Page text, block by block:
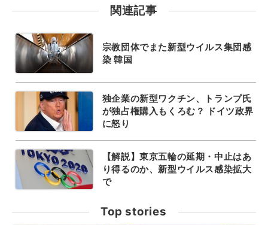
関連記事
宗教団体でまた新型ウイルス集団感
染 韓国
独企業の新型ワクチン、トランプ氏
が独占権購入もくろむ？ ドイツ政界
に怒り
【解説】東京五輪の延期・中止はあ
り得るのか、新型ウイルス感染拡大
で
Top stories